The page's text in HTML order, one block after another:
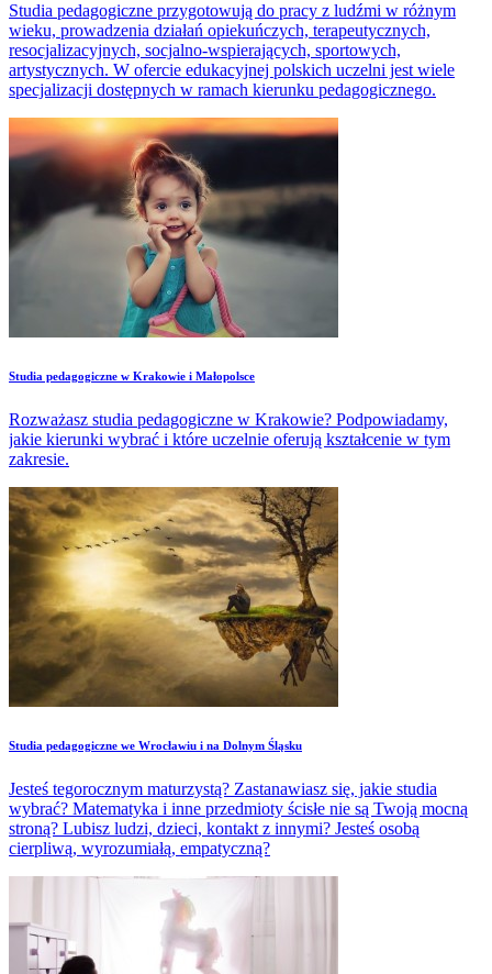
Studia pedagogiczne przygotowują do pracy z ludźmi w różnym
wieku, prowadzenia działań opiekuńczych, terapeutycznych,
resocjalizacyjnych, socjalno-wspierających, sportowych,
artystycznych. W ofercie edukacyjnej polskich uczelni jest wiele
specjalizacji dostępnych w ramach kierunku pedagogicznego.
Studia pedagogiczne w Krakowie i Małopolsce
Rozważasz studia pedagogiczne w Krakowie? Podpowiadamy,
jakie kierunki wybrać i które uczelnie oferują kształcenie w tym
zakresie.
Studia pedagogiczne we Wrocławiu i na Dolnym Śląsku
Jesteś tegorocznym maturzystą? Zastanawiasz się, jakie studia
wybrać? Matematyka i inne przedmioty ścisłe nie są Twoją mocną
stroną? Lubisz ludzi, dzieci, kontakt z innymi? Jesteś osobą
cierpliwą, wyrozumiałą, empatyczną?